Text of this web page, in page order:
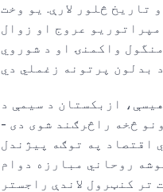
تاریخ څلور لارې. یو وخت
عروج او زوال
واکمنۍ او د شوروي
راهیسې، ازبکستان د سیمې د
څخه راڅرګند شوی دی -
شوي اقتصاد په توګه پیژندل
روحاني مبارزه دوام
کنټرول لاندې راجستر